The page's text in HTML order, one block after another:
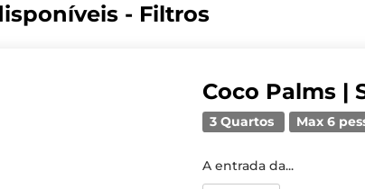
- Filtros
Coco Palms |
3 Quartos Max 6
A entrada da...